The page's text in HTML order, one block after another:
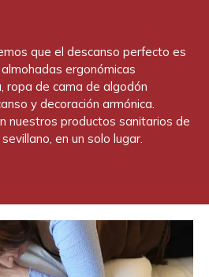
que el descanso perfecto es
ergonómicas
ropa de cama de algodón
y decoración armónica.
nuestros productos sanitarios de
en un solo lugar.